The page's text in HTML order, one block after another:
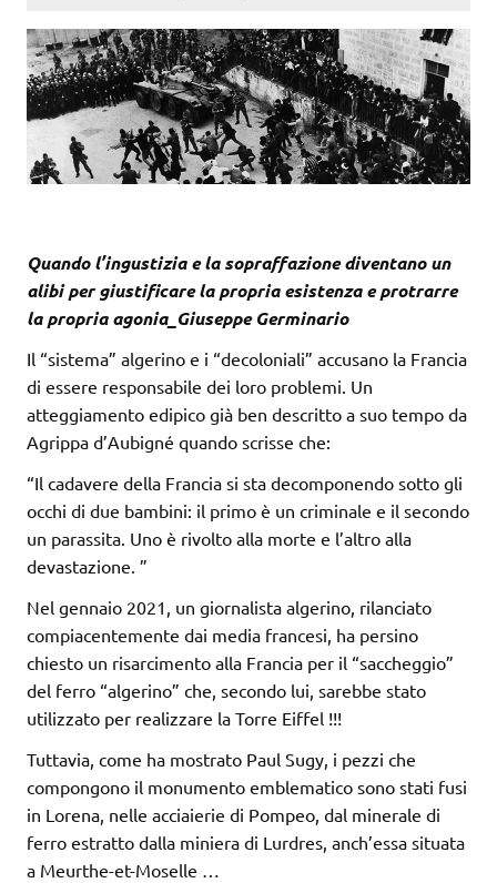
Quando l’ingustizia e la sopraffazione diventano un
alibi per giustificare la propria esistenza e protrarre
la propria agonia_Giuseppe Germinario
Il “sistema” algerino e i “decoloniali” accusano la Francia
di essere responsabile dei loro problemi. Un
atteggiamento edipico già ben descritto a suo tempo da
Agrippa d’Aubigné quando scrisse che:
“Il cadavere della Francia si sta decomponendo sotto gli
occhi di due bambini: il primo è un criminale e il secondo
un parassita. Uno è rivolto alla morte e l’altro alla
devastazione. ”
Nel gennaio 2021, un giornalista algerino, rilanciato
compiacentemente dai media francesi, ha persino
chiesto un risarcimento alla Francia per il “saccheggio”
del ferro “algerino” che, secondo lui, sarebbe stato
utilizzato per realizzare la Torre Eiffel !!!
Tuttavia, come ha mostrato Paul Sugy, i pezzi che
compongono il monumento emblematico sono stati fusi
in Lorena, nelle acciaierie di Pompeo, dal minerale di
ferro estratto dalla miniera di Lurdres, anch’essa situata
a Meurthe-et-Moselle …